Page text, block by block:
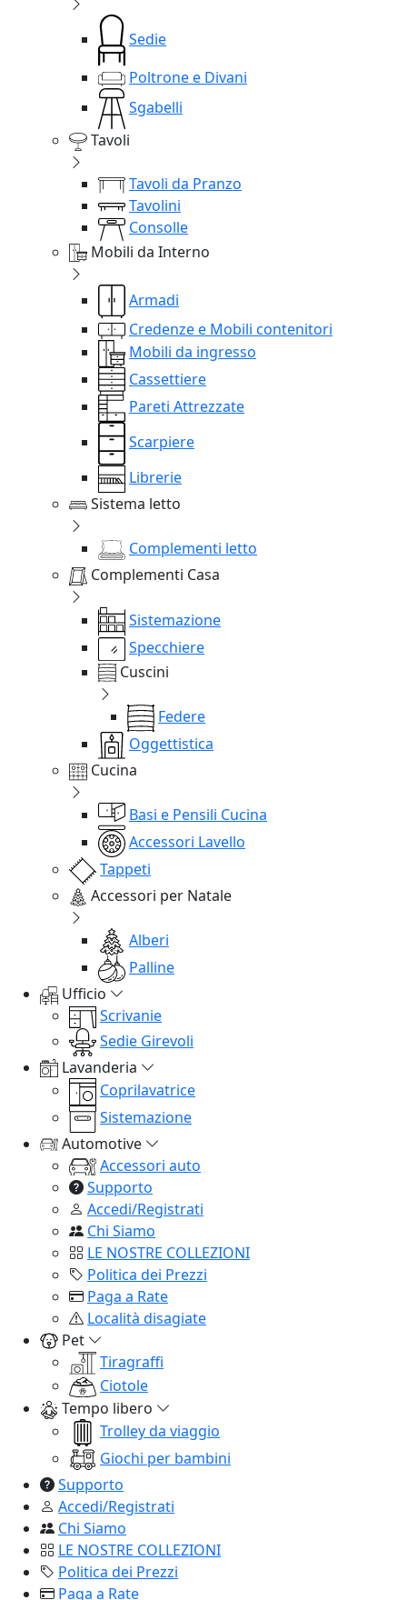
Sedie
Poltrone e Divani
Sgabelli
Tavoli
Tavoli da Pranzo
Tavolini
Consolle
Mobili da Interno
Armadi
Credenze e Mobili contenitori
Mobili da ingresso
Cassettiere
Pareti Attrezzate
Scarpiere
Librerie
Sistema letto
Complementi letto
Complementi Casa
Sistemazione
Specchiere
Cuscini
Federe
Oggettistica
Cucina
Basi e Pensili Cucina
Accessori Lavello
Tappeti
Accessori per Natale
Alberi
Palline
Ufficio
Scrivanie
Sedie Girevoli
Lavanderia
Coprilavatrice
Sistemazione
Automotive
Accessori auto
Supporto
Accedi/Registrati
Chi Siamo
LE NOSTRE COLLEZIONI
Politica dei Prezzi
Paga a Rate
Località disagiate
Pet
Tiragraffi
Ciotole
Tempo libero
Trolley da viaggio
Giochi per bambini
Supporto
Accedi/Registrati
Chi Siamo
LE NOSTRE COLLEZIONI
Politica dei Prezzi
Paga a Rate